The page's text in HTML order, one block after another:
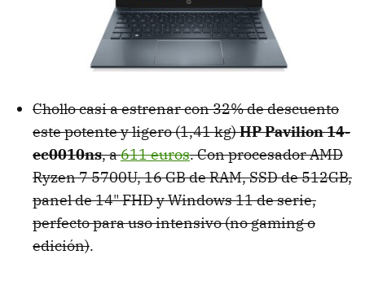
Chollo casi a estrenar con 32% de descuento
este potente y ligero (1,41 kg)HP Pavilion 14-
ec0010ns, a611 euros. Con procesador AMD
Ryzen 7 5700U, 16 GB de RAM, SSD de 512GB,
panel de 14" FHD y Windows 11 de serie,
perfecto para uso intensivo (no gaming o
edición).